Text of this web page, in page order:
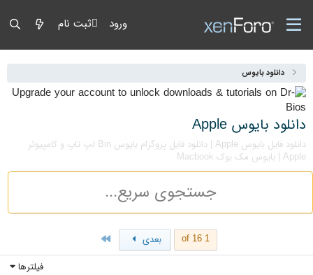
ورود ثبت نام
دانلود بایوس
دانلود بایوس Apple
دانلود فایل بایوس Apple | دانلود فایل پروگرام بایوس Bin لپ تاپ و کامپیوتر
Apple | بایوس مک بوک Macbook
1 of 16 بعدی
فیلترها